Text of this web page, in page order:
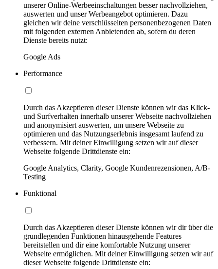
unserer Online-Werbeeinschaltungen besser nachvollziehen,
auswerten und unser Werbeangebot optimieren. Dazu
gleichen wir deine verschlüsselten personenbezogenen Daten
mit folgenden externen Anbietenden ab, sofern du deren
Dienste bereits nutzt:
Google Ads
Performance
Durch das Akzeptieren dieser Dienste können wir das Klick-
und Surfverhalten innerhalb unserer Webseite nachvollziehen
und anonymisiert auswerten, um unsere Webseite zu
optimieren und das Nutzungserlebnis insgesamt laufend zu
verbessern. Mit deiner Einwilligung setzen wir auf dieser
Webseite folgende Drittdienste ein:
Google Analytics, Clarity, Google Kundenrezensionen, A/B-
Testing
Funktional
Durch das Akzeptieren dieser Dienste können wir dir über die
grundlegenden Funktionen hinausgehende Features
bereitstellen und dir eine komfortable Nutzung unserer
Webseite ermöglichen. Mit deiner Einwilligung setzen wir auf
dieser Webseite folgende Drittdienste ein: